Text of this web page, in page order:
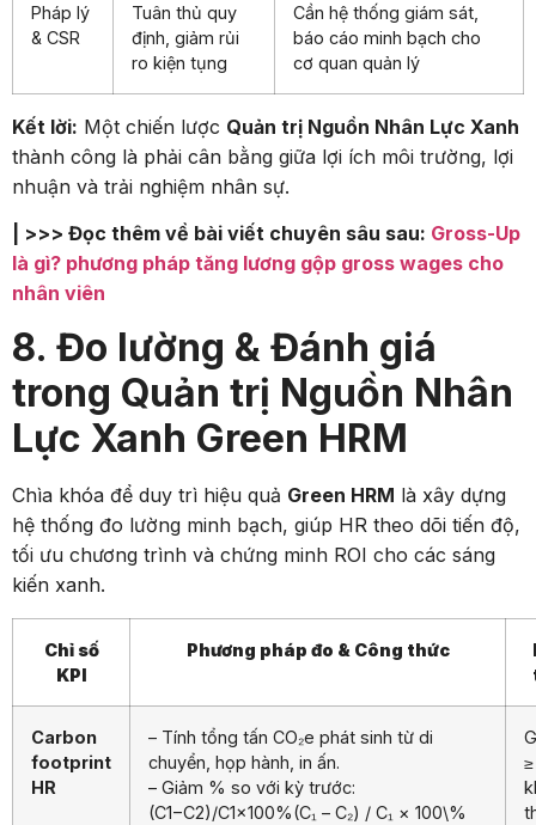
Pháp lý
& CSR
Tuân thủ quy
định, giảm rủi
ro kiện tụng
Cần hệ thống giám sát,
báo cáo minh bạch cho
cơ quan quản lý
Kết lời: Một chiến lược Quản trị Nguồn Nhân Lực Xanh
thành công là phải cân bằng giữa lợi ích môi trường, lợi
nhuận và trải nghiệm nhân sự.
| >>> Đọc thêm về bài viết chuyên sâu sau: Gross-Up
là gì? phương pháp tăng lương gộp gross wages cho
nhân viên
8. Đo lường & Đánh giá
trong Quản trị Nguồn Nhân
Lực Xanh Green HRM
Chìa khóa để duy trì hiệu quả Green HRM là xây dựng
hệ thống đo lường minh bạch, giúp HR theo dõi tiến độ,
tối ưu chương trình và chứng minh ROI cho các sáng
kiến xanh.
Chỉ số
KPI
Phương pháp đo & Công thức
Carbon
footprint
HR
– Tính tổng tấn CO₂e phát sinh từ di
chuyển, họp hành, in ấn.
– Giảm % so với kỳ trước:
(C1−C2)/C1×100%(C₁ – C₂) / C₁ × 100\%